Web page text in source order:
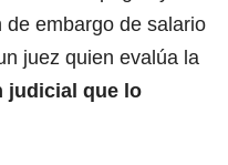
embargo de salario
juez quien evalúa la
judicial que lo